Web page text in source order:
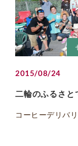
2015/08/24
二輪のふるさと
コーヒーデリバ